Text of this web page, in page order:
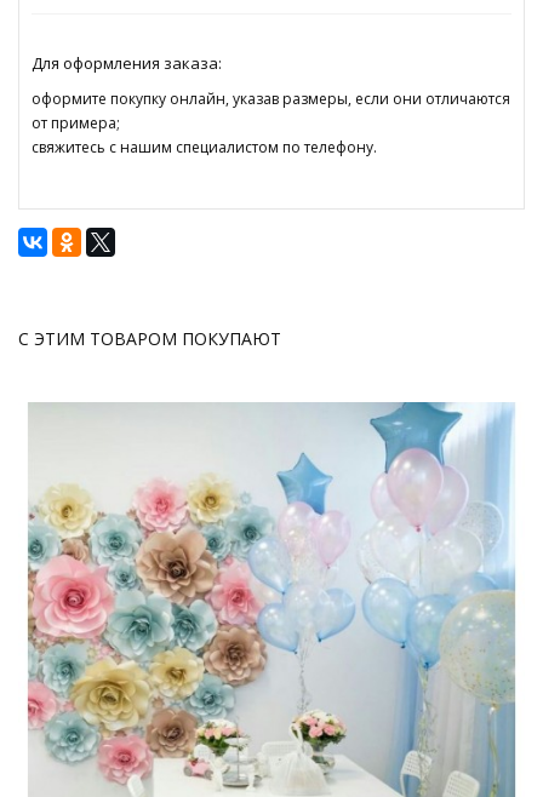
Для оформления заказа:
оформите покупку онлайн, указав размеры, если они отличаются
от примера;
свяжитесь с нашим специалистом по телефону.
С ЭТИМ ТОВАРОМ ПОКУПАЮТ